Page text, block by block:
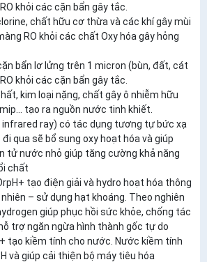
khỏi các cặn bẩn gây tắc.
chất hữu cơ thừa và các khí gây mùi
RO khỏi các chất Oxy hóa gây hỏng
bẩn lơ lửng trên 1 micron (bùn, đất, cát
khỏi các cặn bẩn gây tắc.
kim loại nặng, chất gây ô nhiễm hữu
tạo ra nguồn nước tinh khiết.
infrared ray) có tác dụng tương tự bức xạ
qua sẽ bổ sung oxy hoạt hóa và giúp
tử nước nhỏ giúp tăng cường khả năng
chất
tạo điện giải và hydro hoạt hóa thông
– sử dụng hạt khoáng. Theo nghiên
giúp phục hồi sức khỏe, chống tác
trợ ngăn ngừa hình thành gốc tự do
tạo kiềm tính cho nước. Nước kiềm tính
và giúp cải thiện bộ máy tiêu hóa